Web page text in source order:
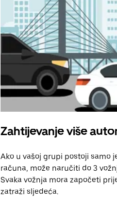
Zahtijevanje više
Ako u vašoj grupi postoji samo
računa, može naručiti do 3
Svaka vožnja mora započeti
zatraži sljedeća.